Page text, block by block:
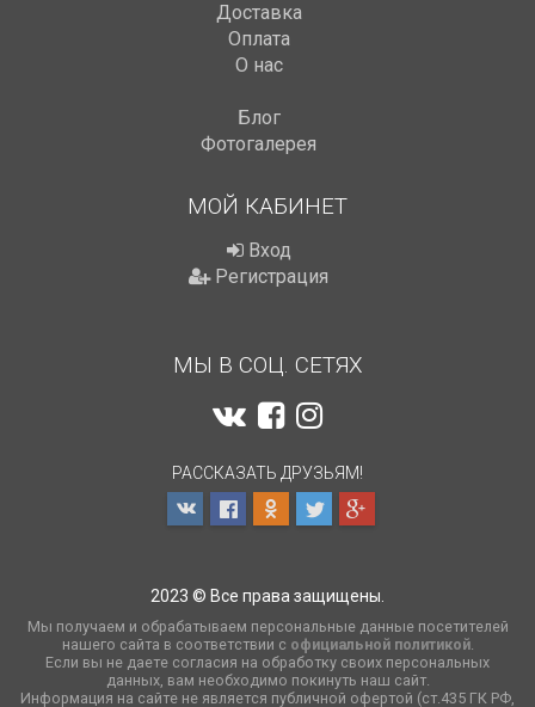
Доставка
Оплата
О нас
Блог
Фотогалерея
МОЙ КАБИНЕТ
Вход
Регистрация
МЫ В СОЦ. СЕТЯХ
РАССКАЗАТЬ ДРУЗЬЯМ!
2023 © Все права защищены.
Мы получаем и обрабатываем персональные данные посетителей
нашего сайта в соответствии с официальной политикой.
Если вы не даете согласия на обработку своих персональных
данных, вам необходимо покинуть наш сайт.
Информация на сайте не является публичной офертой (ст.435 ГК РФ,